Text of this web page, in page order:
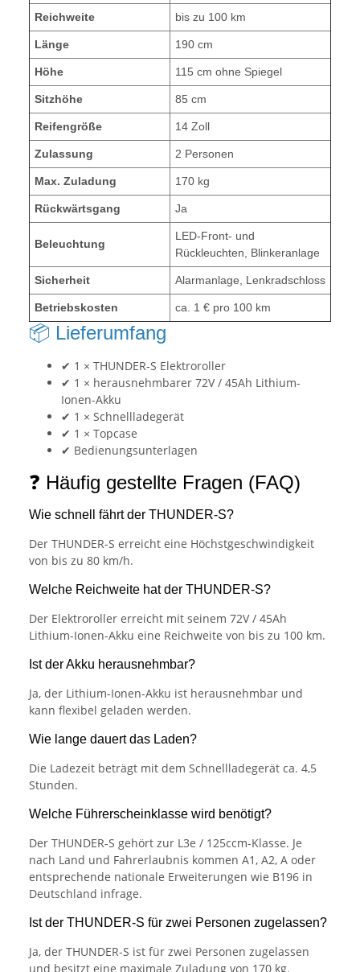
Reichweite bis zu 100 km
Länge 190 cm
Höhe 115 cm ohne Spiegel
Sitzhöhe 85 cm
Reifengröße 14 Zoll
Zulassung 2 Personen
Max. Zuladung 170 kg
Rückwärtsgang Ja
Beleuchtung
LED-Front- und
Rückleuchten, Blinkeranlage
Sicherheit Alarmanlage, Lenkradschloss
Betriebskosten ca. 1 € pro 100 km
📦 Lieferumfang
✔ 1 × THUNDER-S Elektroroller
✔ 1 × herausnehmbarer 72V / 45Ah Lithium-
Ionen-Akku
✔ 1 × Schnellladegerät
✔ 1 × Topcase
✔ Bedienungsunterlagen
❓ Häufig gestellte Fragen (FAQ)
Wie schnell fährt der THUNDER-S?
Der THUNDER-S erreicht eine Höchstgeschwindigkeit
von bis zu 80 km/h.
Welche Reichweite hat der THUNDER-S?
Der Elektroroller erreicht mit seinem 72V / 45Ah
Lithium-Ionen-Akku eine Reichweite von bis zu 100 km.
Ist der Akku herausnehmbar?
Ja, der Lithium-Ionen-Akku ist herausnehmbar und
kann flexibel geladen werden.
Wie lange dauert das Laden?
Die Ladezeit beträgt mit dem Schnellladegerät ca. 4,5
Stunden.
Welche Führerscheinklasse wird benötigt?
Der THUNDER-S gehört zur L3e / 125ccm-Klasse. Je
nach Land und Fahrerlaubnis kommen A1, A2, A oder
entsprechende nationale Erweiterungen wie B196 in
Deutschland infrage.
Ist der THUNDER-S für zwei Personen zugelassen?
Ja, der THUNDER-S ist für zwei Personen zugelassen
und besitzt eine maximale Zuladung von 170 kg.